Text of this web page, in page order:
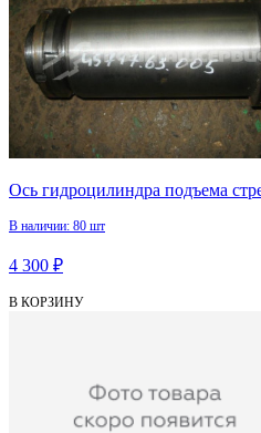
Ось гидроцилиндра подъема
В наличии: 80 шт
4 300 ₽
В КОРЗИНУ